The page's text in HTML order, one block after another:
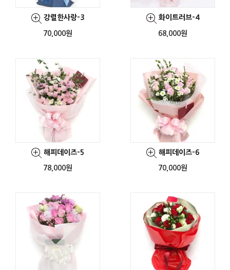
강렬한사랑-3
70,000원
화이트러브-4
68,000원
해피데이즈-5
78,000원
해피데이즈-6
70,000원